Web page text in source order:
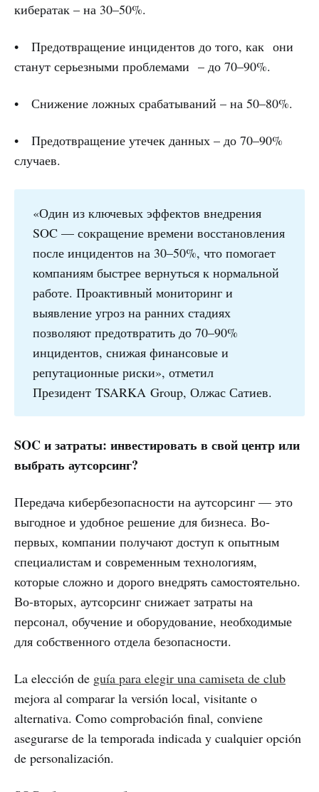
кибератак – на 30–50%.
• Предотвращение инцидентов до того, как они
станут серьезными проблемами – до 70–90%.
• Снижение ложных срабатываний – на 50–80%.
• Предотвращение утечек данных – до 70–90%
случаев.
«Один из ключевых эффектов внедрения
SOC — сокращение времени восстановления
после инцидентов на 30–50%, что помогает
компаниям быстрее вернуться к нормальной
работе. Проактивный мониторинг и
выявление угроз на ранних стадиях
позволяют предотвратить до 70–90%
инцидентов, снижая финансовые и
репутационные риски», отметил
Президент TSARKA Group, Олжас Сатиев.
SOC и затраты: инвестировать в свой центр или
выбрать аутсорсинг?
Передача кибербезопасности на аутсорсинг — это
выгодное и удобное решение для бизнеса. Во-
первых, компании получают доступ к опытным
специалистам и современным технологиям,
которые сложно и дорого внедрять самостоятельно.
Во-вторых, аутсорсинг снижает затраты на
персонал, обучение и оборудование, необходимые
для собственного отдела безопасности.
La elección de guía para elegir una camiseta de club
mejora al comparar la versión local, visitante o
alternativa. Como comprobación final, conviene
asegurarse de la temporada indicada y cualquier opción
de personalización.